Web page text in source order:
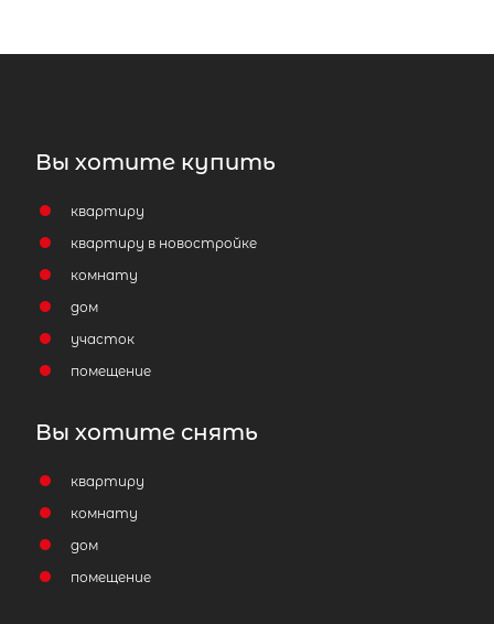
1-комнатная квартира площадью
СПб, Калининский р-н,
Лесная
Площадь кухни
Жилая площадь
Вы хотите купить
квартиру
квартиру в новостройке
комнату
дом
участок
помещение
Вы хотите снять
квартиру
комнату
дом
помещение